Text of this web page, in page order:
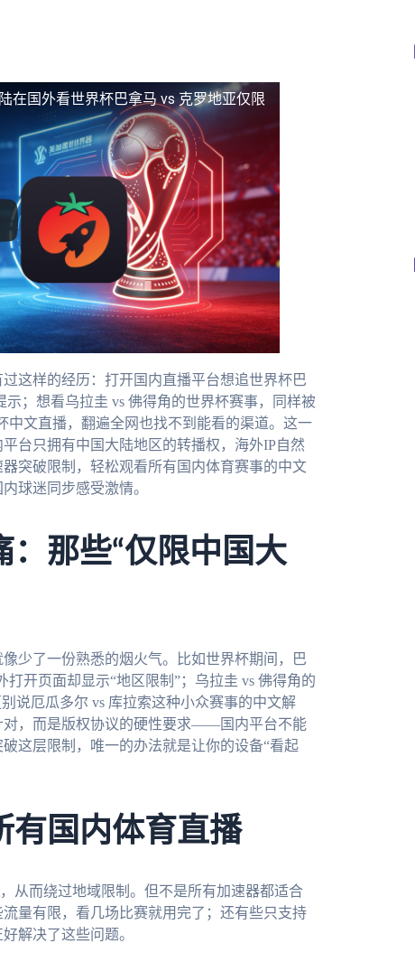
在国外看世界杯巴拿马 vs 克罗地亚仅限
这样的经历：打开国内直播平台想追世界杯巴
；想看乌拉圭 vs 佛得角的世界杯赛事，同样被
中文直播，翻遍全网也找不到能看的渠道。这一
台只拥有中国大陆地区的转播权，海外IP自然
突破限制，轻松观看所有国内体育赛事的中文
球迷同步感受激情。
那些“仅限中国大
少了一份熟悉的烟火气。比如世界杯期间，巴
开页面却显示“地区限制”；乌拉圭 vs 佛得角的
说厄瓜多尔 vs 库拉索这种小众赛事的中文解
对，而是版权协议的硬性要求——国内平台不能
这层限制，唯一的办法就是让你的设备“看起
有国内体育直播
从而绕过地域限制。但不是所有加速器都适合
量有限，看几场比赛就用完了；还有些只支持
解决了这些问题。